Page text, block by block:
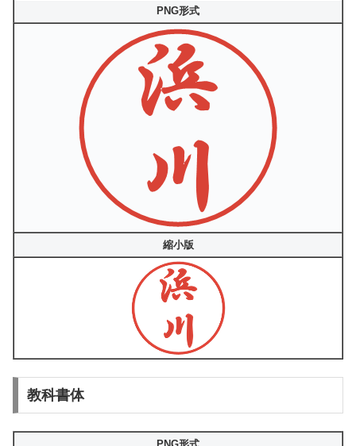
PNG形式
縮小版
教科書体